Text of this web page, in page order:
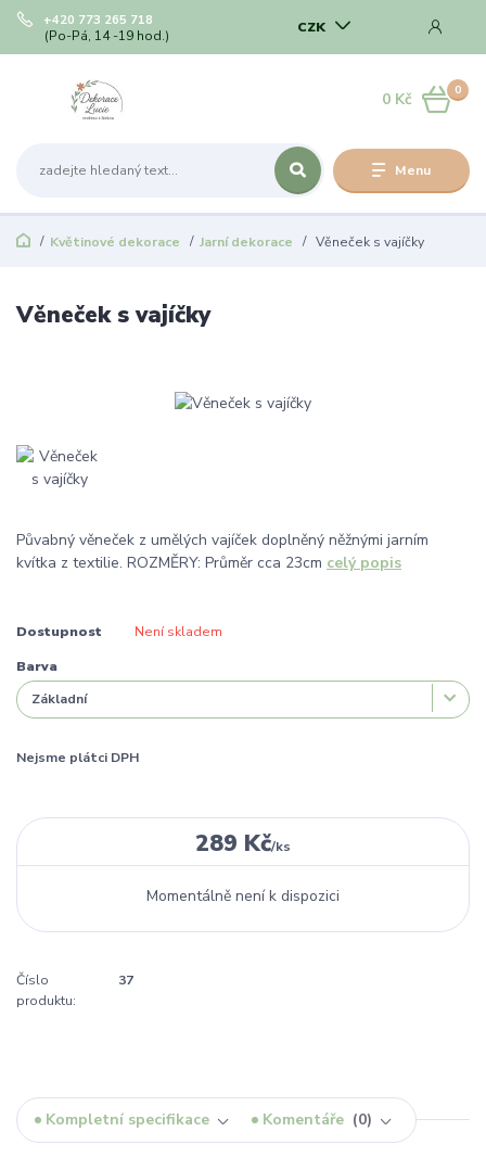
Menu
CZK
+420 773 265 718
(Po-Pá, 14 -19 hod.)
0
0 Kč
Květinové dekorace Jarní dekorace Věneček s vajíčky
Věneček s vajíčky
Půvabný věneček z umělých vajíček doplněný něžnými jarním
kvítka z textilie. ROZMĚRY: Průměr cca 23cm celý popis
Dostupnost Není skladem
Barva
Nejsme plátci DPH
289 Kč/ks
Momentálně není k dispozici
Číslo
produktu:
37
Kompletní specifikace Komentáře 0